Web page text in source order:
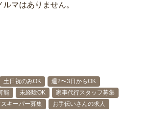
マはありません。
土日祝のみOK
週2〜3日からOK
能 未経験OK
家事代行スタッフ募集
キーパー募集
お手伝いさんの求人